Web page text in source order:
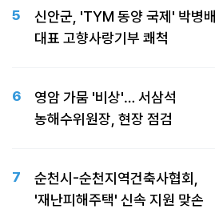
5
신안군, 'TYM 동양 국제' 박병배
대표 고향사랑기부 쾌척
6
영암 가뭄 '비상'… 서삼석
농해수위원장, 현장 점검
7
순천시-순천지역건축사협회,
'재난피해주택' 신속 지원 맞손